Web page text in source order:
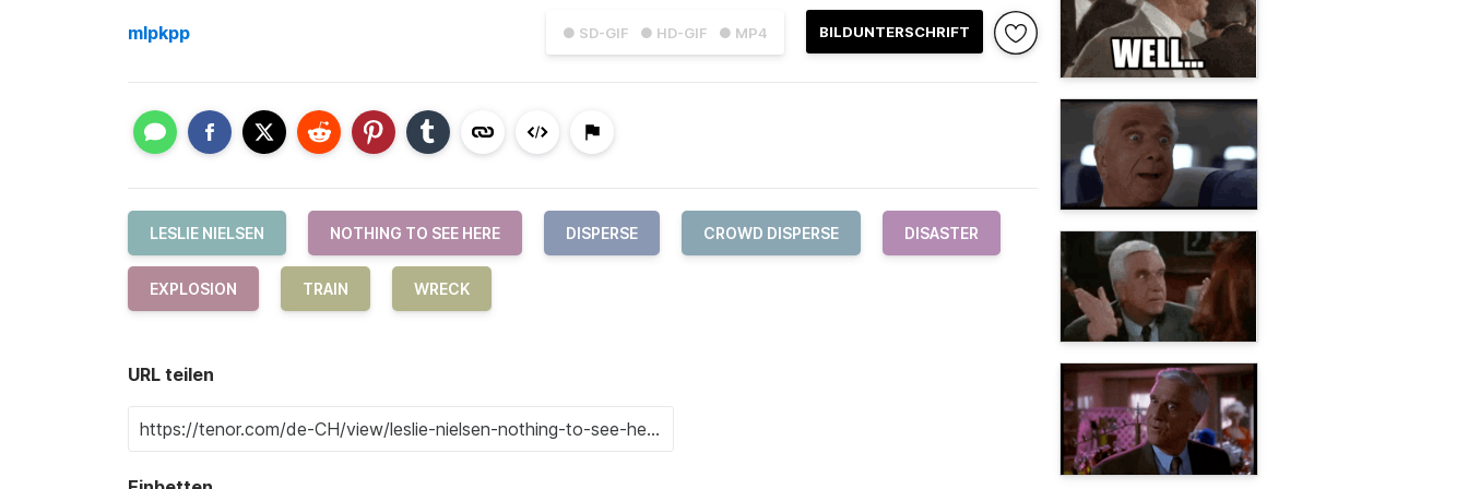
● SD-GIF ● HD-GIF ● MP4 BILDUNTERSCHRIFT
mlpkpp
LESLIE NIELSEN NOTHING TO SEE HERE DISPERSE CROWD DISPERSE DISASTER
EXPLOSION TRAIN WRECK
URL teilen